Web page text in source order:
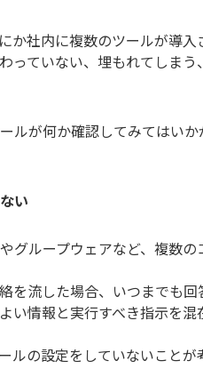
か社内に複数のツールが導
っていない、埋もれてしま
ルが何か確認してみてはいか
い
グループウェアなど、複数
を流した場合、いつまでも
い情報と実行すべき指示を
の設定をしていないことが